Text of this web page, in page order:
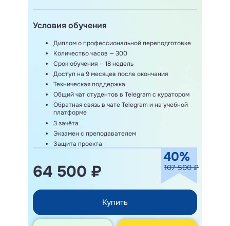
Купить
64 500 ₽
Защита проекта
Экзамен с преподавателем
3 зачёта
Обратная связь в чате Telegram и на учебной
платформе
Общий чат студентов в Telegram с куратором
Техническая поддержка
Доступ на 9 месяцев после окончания
Срок обучения — 18 недель
Количество часов — 300
Диплом о профессиональной переподготовке
Условия обучения
40%
107 500 ₽